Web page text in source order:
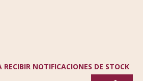
NOTIFICACIONES DE STOCK